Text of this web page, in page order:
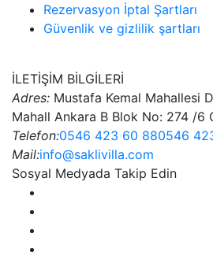
Rezervasyon İptal Şartları
Güvenlik ve gizlilik şartları
İLETİŞİM BİLGİLERİ
Adres: Mustafa Kemal Mahallesi
Mahall Ankara B Blok No: 274 /6
Telefon:0546 423 60 880546
Mail:info@saklivilla.com
Sosyal Medyada Takip Edin